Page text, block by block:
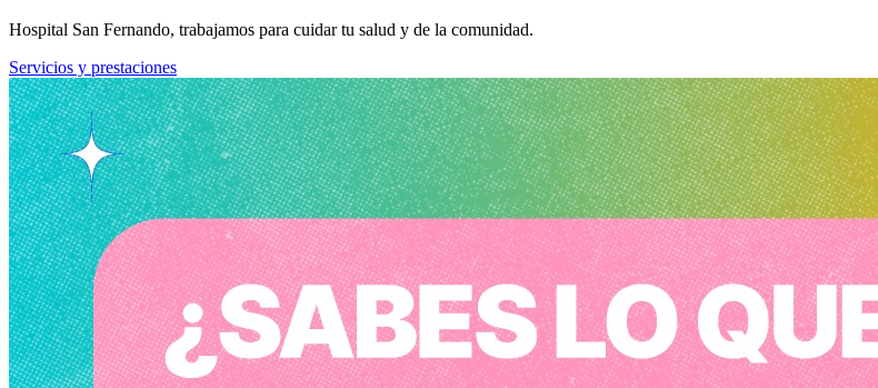
Hospital San Fernando, trabajamos para cuidar tu salud y de la comunidad.
Servicios y prestaciones